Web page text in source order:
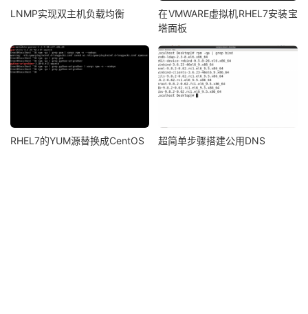
LNMP实现双主机负载均衡
在VMWARE虚拟机RHEL7安装宝
塔面板
RHEL7的YUM源替换成CentOS 超简单步骤搭建公用DNS